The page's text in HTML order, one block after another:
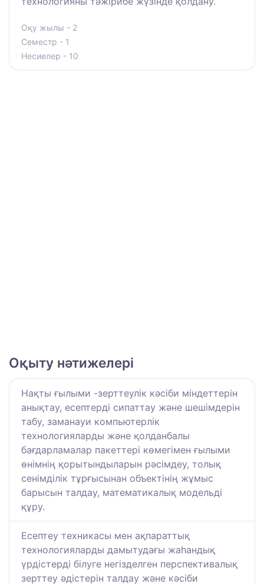
Оқу жылы - 2
Семестр - 1
Несиелер - 10
Оқыту нәтижелері
Нақты ғылыми -зерттеулік кәсіби міндеттерін
анықтау, есептерді сипаттау және шешімдерін
табу, заманауи компьютерлік
технологияларды және қолданбалы
бағдарламалар пакеттері көмегімен ғылыми
өнімнің қорытындыларын рәсімдеу, толық
сенімділік тұрғысынан объектінің жұмыс
барысын талдау, математикалық модельді
құру.
Есептеу техникасы мен ақпараттық
технологияларды дамытудағы жаһандық
үрдістерді білуге негізделген перспективалық
зерттеу әдістерін талдау және кәсіби